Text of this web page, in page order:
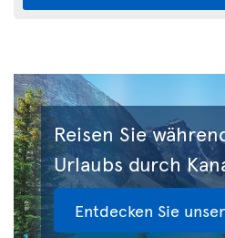
Reisen Sie
Urlaubs durch
Entdecken Sie